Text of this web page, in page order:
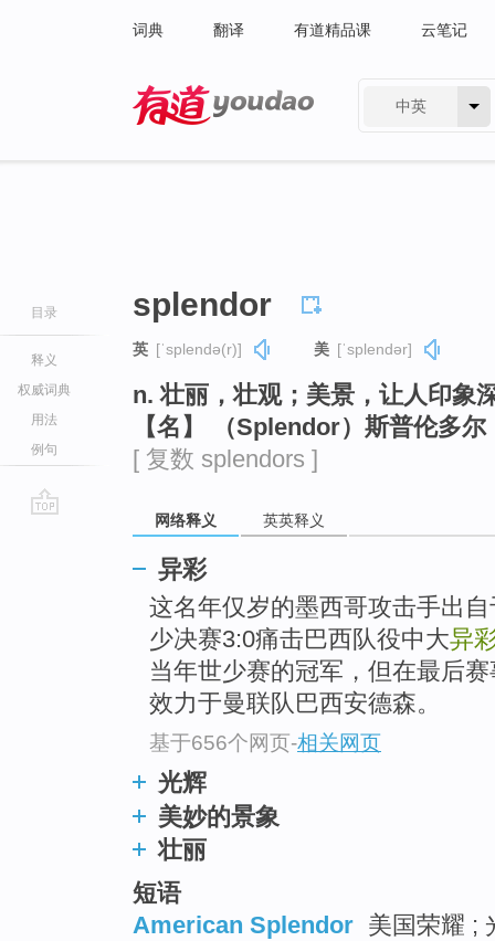
词典 翻译 有道精品课 云笔记
中英
目录
释义
权威词典
用法
例句
splendor
英 [ˈsplendə(r)] 美 [ˈsplendər]
n. 壮丽，壮观；美景，让人印象
【名】 （Splendor）斯普伦多尔
[ 复数 splendors ]
网络释义 英英释义
异彩
这名年仅岁的墨西哥攻击手出
少决赛3:0痛击巴西队役中大异
当年世少赛的冠军，但在最后
效力于曼联队巴西安德森。
基于656个网页-相关网页
光辉
美妙的景象
壮丽
短语
American Splendor 美国荣耀 ;